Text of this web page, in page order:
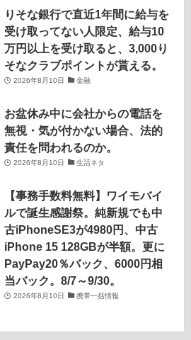
りそな銀行で直近1年間に給与を
受け取ってない人限定、給与10
万円以上を受け取ると、3,000り
そなクラブポイントが貰える。
2026年8月10日 金融
お盆休み中に会社からの電話を
無視・気が付かない場合、法的
責任を問われるのか。
2026年8月10日 生活ネタ
【事務手数料無料】ワイモバイ
ルで誕生感謝祭。純新規でも中
古iPhoneSE3が4980円、中古
iPhone 15 128GBが半額。更に
PayPay20％バック、6000円相
当バック。8/7～9/30。
2026年8月10日 携帯一括情報